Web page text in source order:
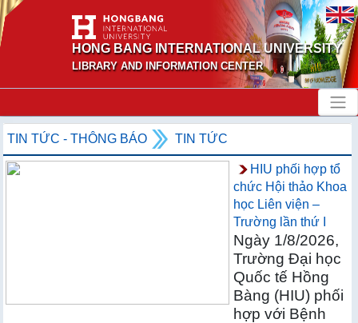
HONG BANG INTERNATIONAL UNIVERSITY
LIBRARY AND INFORMATION CENTER
TIN TỨC - THÔNG BÁO TIN TỨC
HIU phối hợp tổ
chức Hội thảo Khoa
học Liên viện –
Trường lần thứ I
Ngày 1/8/2026,
Trường Đại học
Quốc tế Hồng
Bàng (HIU) phối
hợp với Bệnh